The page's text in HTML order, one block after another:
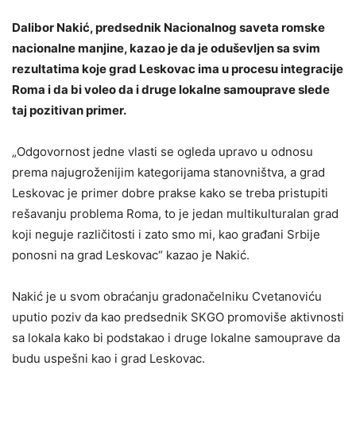
Dalibor Nakić, predsednik Nacionalnog saveta romske
nacionalne manjine, kazao je da je oduševljen sa svim
rezultatima koje grad Leskovac ima u procesu integracije
Roma i da bi voleo da i druge lokalne samouprave slede
taj pozitivan primer.
„Odgovornost jedne vlasti se ogleda upravo u odnosu
prema najugroženijim kategorijama stanovništva, a grad
Leskovac je primer dobre prakse kako se treba pristupiti
rešavanju problema Roma, to je jedan multikulturalan grad
koji neguje različitosti i zato smo mi, kao građani Srbije
ponosni na grad Leskovac“ kazao je Nakić.
Nakić je u svom obraćanju gradonačelniku Cvetanoviću
uputio poziv da kao predsednik SКGO promoviše aktivnosti
sa lokala kako bi podstakao i druge lokalne samouprave da
budu uspešni kao i grad Leskovac.